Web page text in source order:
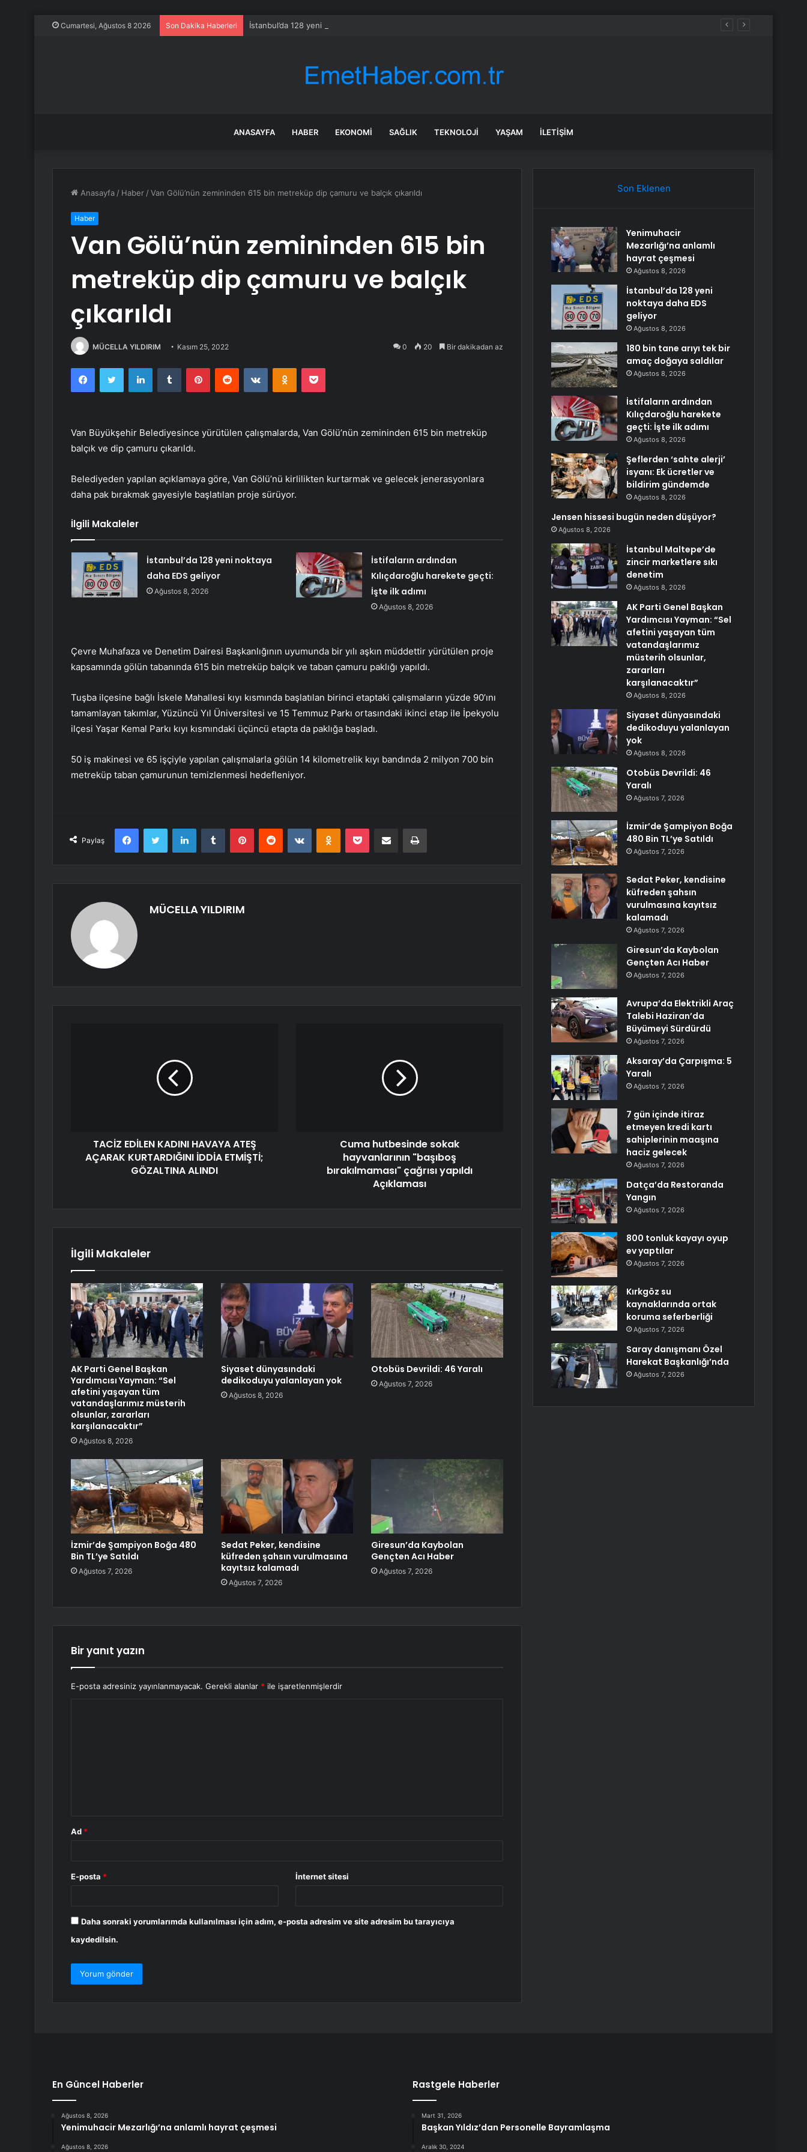
Cumartesi, Ağustos 8 2026 Son Dakika Haberleri İstanbul’da 128 yeni noktaya daha EDS geliyor
ANASAYFA HABER EKONOMI SAĞLIK TEKNOLOJI YAŞAM İLETIŞIM
Anasayfa / Haber /Van Gölü’nün zemininden 615 bin metreküp dip çamuru ve balçık çıkarıldı
Haber
Van Gölü’nün zemininden 615 bin
metreküp dip çamuru ve balçık
çıkarıldı
MÜCELLA YILDIRIM Kasım 25, 2022 0 20 Bir dakikadan az
FacebookTwitter LinkedInTumblr PinterestReddit VKontakteOdnoklassniki
Pocket
Van Büyükşehir Belediyesince yürütülen çalışmalarda, Van Gölü’nün zemininden 615 bin metreküp
balçık ve dip çamuru çıkarıldı.
Belediyeden yapılan açıklamaya göre, Van Gölü’nü kirlilikten kurtarmak ve gelecek jenerasyonlara
daha pak bırakmak gayesiyle başlatılan proje sürüyor.
İlgili Makaleler
İstanbul’da 128 yeni noktaya
daha EDS geliyor
Ağustos 8, 2026
İstifaların ardından
Kılıçdaroğlu harekete geçti:
İşte ilk adımı
Ağustos 8, 2026
Çevre Muhafaza ve Denetim Dairesi Başkanlığının uyumunda bir yılı aşkın müddettir yürütülen proje
kapsamında gölün tabanında 615 bin metreküp balçık ve taban çamuru paklığı yapıldı.
Tuşba ilçesine bağlı İskele Mahallesi kıyı kısmında başlatılan birinci etaptaki çalışmaların yüzde 90’ını
tamamlayan takımlar, Yüzüncü Yıl Üniversitesi ve 15 Temmuz Parkı ortasındaki ikinci etap ile İpekyolu
ilçesi Yaşar Kemal Parkı kıyı kısmındaki üçüncü etapta da paklığa başladı.
50 iş makinesi ve 65 işçiyle yapılan çalışmalarla gölün 14 kilometrelik kıyı bandında 2 milyon 700 bin
metreküp taban çamurunun temizlenmesi hedefleniyor.
Paylaş
FacebookTwitter LinkedInTumblr PinterestReddit VKontakteOdnoklassniki
Pocket E-Posta ile paylaş Yazdır
MÜCELLA YILDIRIM
TACİZ EDİLEN KADINI HAVAYA ATEŞ
AÇARAK KURTARDIĞINI İDDİA ETMİŞTİ;
GÖZALTINA ALINDI
Cuma hutbesinde sokak
hayvanlarının "başıboş
bırakılmaması" çağrısı yapıldı
Açıklaması
İlgili Makaleler
AK Parti Genel Başkan
Yardımcısı Yayman: “Sel
afetini yaşayan tüm
vatandaşlarımız müsterih
olsunlar, zararları
karşılanacaktır”
Ağustos 8, 2026
Siyaset dünyasındaki
dedikoduyu yalanlayan yok
Ağustos 8, 2026
Otobüs Devrildi: 46 Yaralı
Ağustos 7, 2026
İzmir’de Şampiyon Boğa 480
Bin TL’ye Satıldı
Ağustos 7, 2026
Sedat Peker, kendisine
küfreden şahsın vurulmasına
kayıtsız kalamadı
Ağustos 7, 2026
Giresun’da Kaybolan
Gençten Acı Haber
Ağustos 7, 2026
Bir yanıt yazın
E-posta adresiniz yayınlanmayacak. Gerekli alanlar * ile işaretlenmişlerdir
Ad *
E-posta * İnternet sitesi
Daha sonraki yorumlarımda kullanılması için adım, e-posta adresim ve site adresim bu tarayıcıya
kaydedilsin.
Son Eklenen
Yenimuhacir
Mezarlığı’na anlamlı
hayrat çeşmesi
Ağustos 8, 2026
İstanbul’da 128 yeni
noktaya daha EDS
geliyor
Ağustos 8, 2026
180 bin tane arıyı tek bir
amaç doğaya saldılar
Ağustos 8, 2026
İstifaların ardından
Kılıçdaroğlu harekete
geçti: İşte ilk adımı
Ağustos 8, 2026
Şeflerden ‘sahte alerji’
isyanı: Ek ücretler ve
bildirim gündemde
Ağustos 8, 2026
Jensen hissesi bugün neden düşüyor?
Ağustos 8, 2026
İstanbul Maltepe’de
zincir marketlere sıkı
denetim
Ağustos 8, 2026
AK Parti Genel Başkan
Yardımcısı Yayman: “Sel
afetini yaşayan tüm
vatandaşlarımız
müsterih olsunlar,
zararları
karşılanacaktır”
Ağustos 8, 2026
Siyaset dünyasındaki
dedikoduyu yalanlayan
yok
Ağustos 8, 2026
Otobüs Devrildi: 46
Yaralı
Ağustos 7, 2026
İzmir’de Şampiyon Boğa
480 Bin TL’ye Satıldı
Ağustos 7, 2026
Sedat Peker, kendisine
küfreden şahsın
vurulmasına kayıtsız
kalamadı
Ağustos 7, 2026
Giresun’da Kaybolan
Gençten Acı Haber
Ağustos 7, 2026
Avrupa’da Elektrikli Araç
Talebi Haziran’da
Büyümeyi Sürdürdü
Ağustos 7, 2026
Aksaray’da Çarpışma: 5
Yaralı
Ağustos 7, 2026
7 gün içinde itiraz
etmeyen kredi kartı
sahiplerinin maaşına
haciz gelecek
Ağustos 7, 2026
Datça’da Restoranda
Yangın
Ağustos 7, 2026
800 tonluk kayayı oyup
ev yaptılar
Ağustos 7, 2026
Kırkgöz su
kaynaklarında ortak
koruma seferberliği
Ağustos 7, 2026
Saray danışmanı Özel
Harekat Başkanlığı’nda
Ağustos 7, 2026
En Güncel Haberler
Ağustos 8, 2026
Yenimuhacir Mezarlığı’na anlamlı hayrat çeşmesi
Ağustos 8, 2026
Rastgele Haberler
Mart 31, 2026
Başkan Yıldız’dan Personelle Bayramlaşma
Aralık 30, 2024